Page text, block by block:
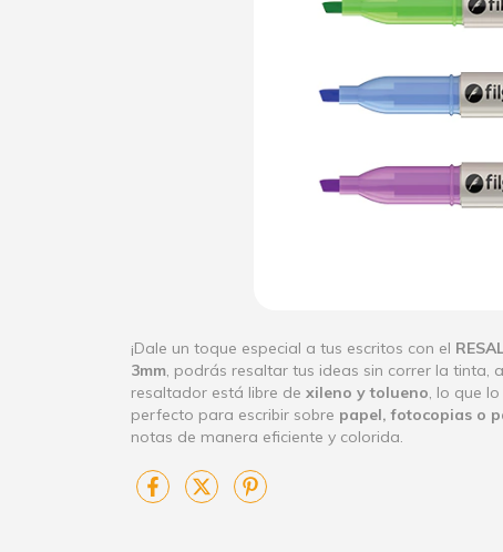
¡Dale un toque especial a tus escritos con el
3mm, podrás resaltar tus ideas sin correr la tinta,
resaltador está libre de xileno y tolueno, lo que
perfecto para escribir sobre papel, fotocopias o
notas de manera eficiente y colorida.